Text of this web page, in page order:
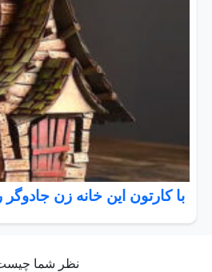
با کارتون این خانه زن جادوگر
نظر شما